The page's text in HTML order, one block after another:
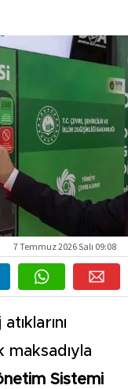
7 Temmuz 2026 Salı 09:08
maksadıyla
Sistemi